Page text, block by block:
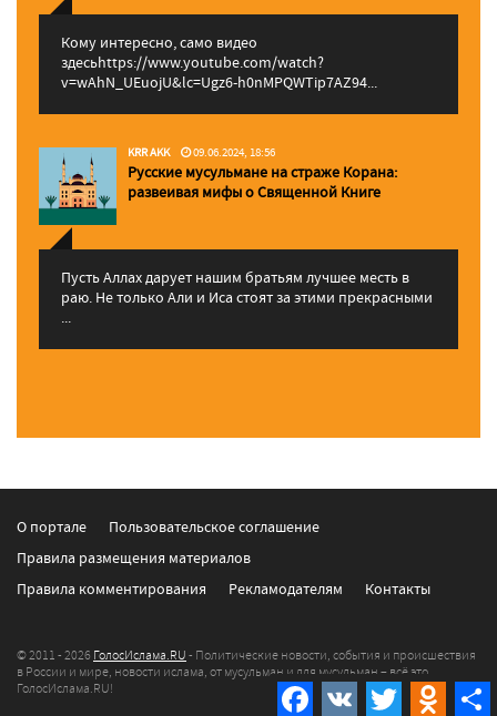
Кому интересно, само видео
здесьhttps://www.youtube.com/watch?
v=wAhN_UEuojU&lc=Ugz6-h0nMPQWTip7AZ94...
KRR AKK 09.06.2024, 18:56
Русские мусульмане на страже Корана:
pазвеивая мифы о Священной Книге
Пусть Аллах дарует нашим братьям лучшее месть в
раю. Не только Али и Иса стоят за этими прекрасными
...
Facebook
VK Twitter
О портале
Пользовательское соглашение
Правила размещения материалов
Правила комментирования
Рекламодателям Контакты
© 2011 - 2026 ГолосИслама.RU - Политические новости, события и происшествия
в России и мире, новости ислама, от мусульман и для мусульман – всё это
ГолосИслама.RU!